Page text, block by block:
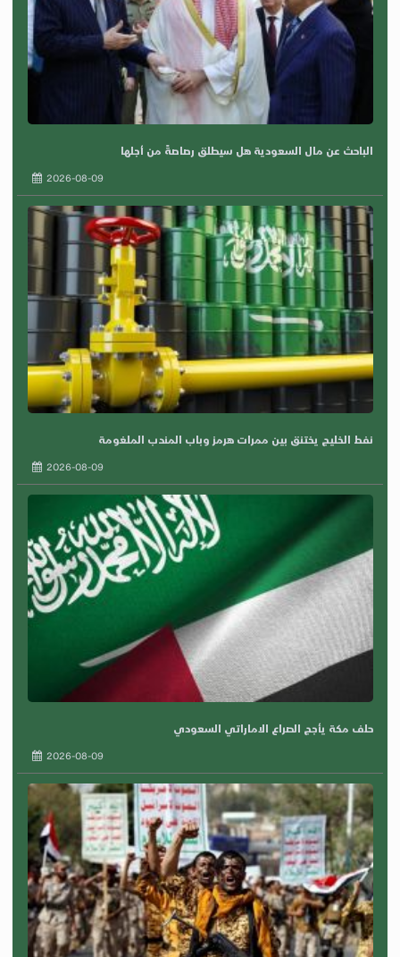
الباحث عن مال السعودية هل سيطلق رصاصةً من أجلها
2026-08-09
نفط الخليج يختنق بين ممرات هرمز وباب المندب الملغومة
2026-08-09
حلف مكة يأجج الصراع الاماراتي السعودي
2026-08-09